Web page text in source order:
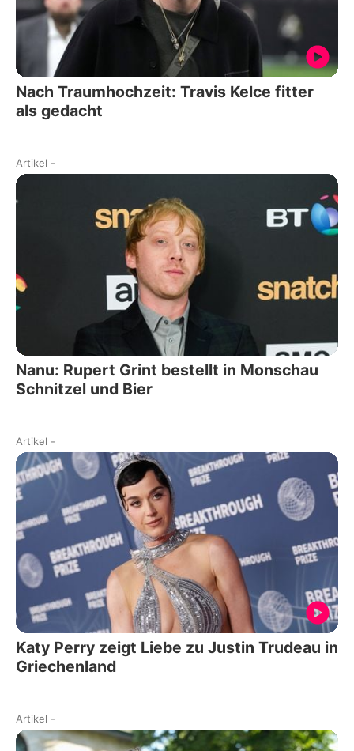
Nach Traumhochzeit: Travis Kelce fitter
als gedacht
Artikel -
Nanu: Rupert Grint bestellt in Monschau
Schnitzel und Bier
Artikel -
Katy Perry zeigt Liebe zu Justin Trudeau in
Griechenland
Artikel -